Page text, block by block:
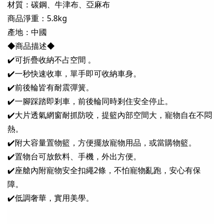
材質 ：碳鋼、牛津布、亞麻布
商品淨重：5.8kg
產地：中國
◆商品描述◆
✔️可折疊收納不占空間 。
✔️一秒快速收車 ，單手即可收納車身。
✔️前後輪皆有耐震彈簧。
✔️一腳踩踏即剎車，前後輪同時剎住安全停止。
✔️大片透氣網窗耐抓防咬，提籃內部空間大，寵物自在不悶
熱。
✔️附大容量置物籃，方便擺放寵物用品，或當購物籃。
✔️置物台可放飲料、手機，外出方便。
✔️座艙內附寵物安全扣繩2條，不怕寵物亂跑，安心有保
障。
✔️低調奢華，實用美學。